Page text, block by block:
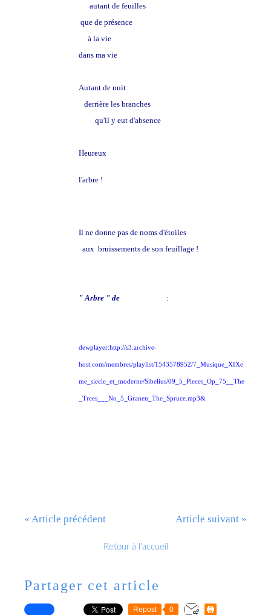
autant de feuilles
que de présence
à la vie
dans ma vie
Autant de nuit
derrière les branches
qu'il y eut d'absence
Heureux
l'arbre !
Il ne donne pas de noms d'étoiles
aux bruissements de son feuillage !
" Arbre " de :
dewplayer:http://s3.archive-
host.com/membres/playlist/1543578952/7_Musique_XIXe
me_siecle_et_moderne/Sibelius/09_5_Pieces_Op_75__The
_Trees___No_5_Granen_The_Spruce.mp3&
« Article précédent Article suivant »
Retour à l'accueil
Partager cet article
Repost 0